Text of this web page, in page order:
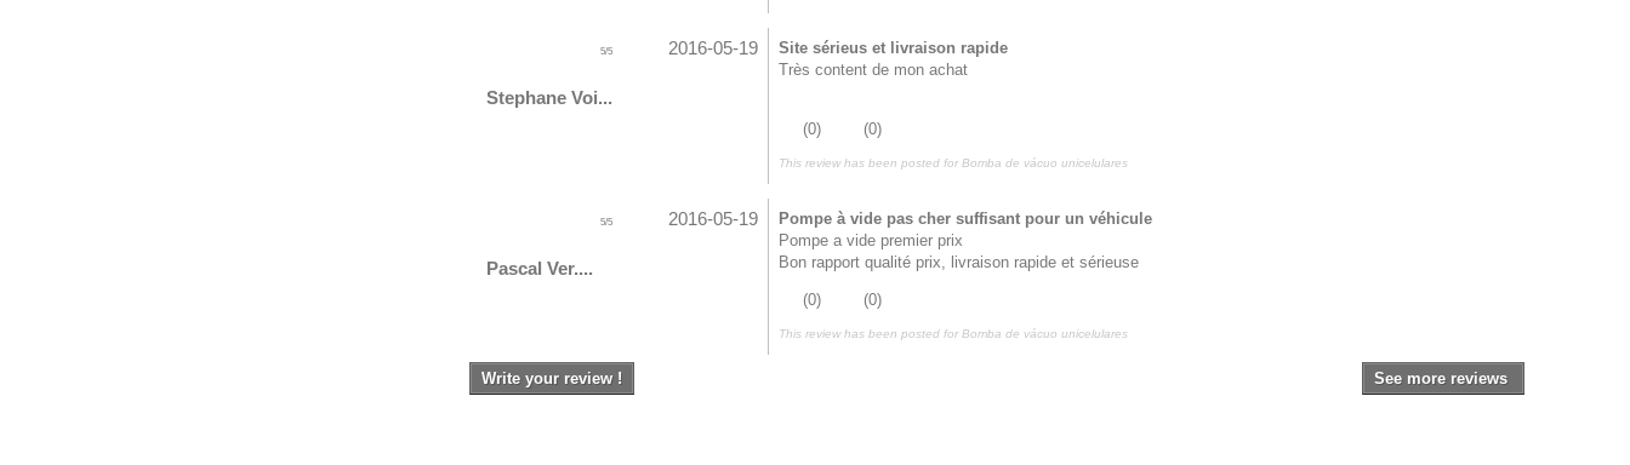
5/5 2016-05-19
Stephane Voi...
Site sérieus et livraison rapide
Très content de mon achat
(0) (0)
This review has been posted forBomba de vácuo unicelulares
5/5 2016-05-19
Pascal Ver....
Pompe à vide pas cher suffisant pour un véhicule
Pompe a vide premier prix
Bon rapport qualité prix, livraison rapide et sérieuse
(0) (0)
This review has been posted forBomba de vácuo unicelulares
Write your review ! See more reviews